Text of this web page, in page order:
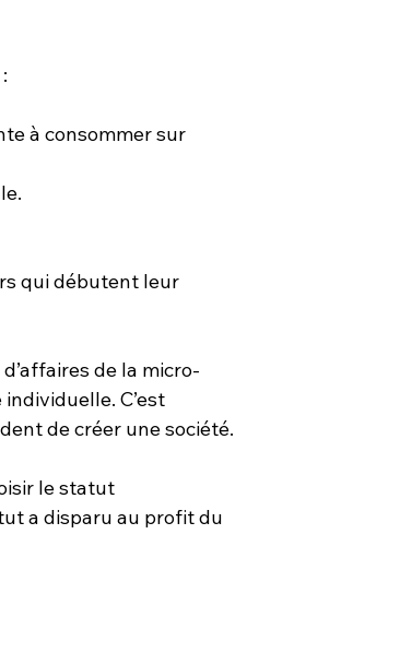
à consommer sur
qui débutent leur
de la micro-
C’est
de créer une société.
le statut
a disparu au profit du